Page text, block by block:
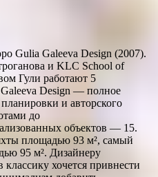
Gulia Galeeva Design (2007).
и KLC School of
Гули работают 5
Design — полное
и авторского
до
объектов — 15.
площадью 93 м², самый
95 м². Дизайнеру
хочется привнести